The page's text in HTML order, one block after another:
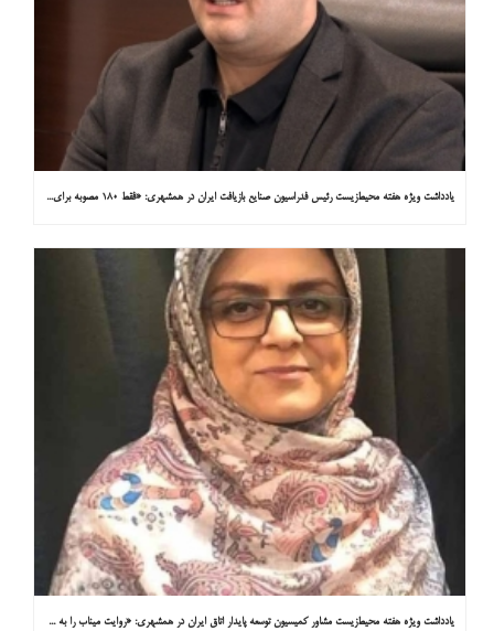
یادداشت ویژه هفته محیط‌زیست رئیس فدراسیون صنایع بازیافت ایران در همشهری: «فقط ۱۸۰ مصوبه برای خارج کردن خودروهای فرسوده از خیابان‌ها»
یادداشت ویژه هفته محیط‌زیست مشاور کمیسیون توسعه پایدار اتاق ایران در همشهری: «روایت میناب را به کاپ ۳۱ ببریم»